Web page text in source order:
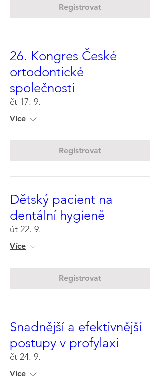
Registrovat
26. Kongres České
ortodontické
společnosti
čt 17. 9.
Více
Registrovat
Dětský pacient na
dentální hygieně
út 22. 9.
Více
Registrovat
Snadnější a efektivnější
postupy v profylaxi
čt 24. 9.
Více